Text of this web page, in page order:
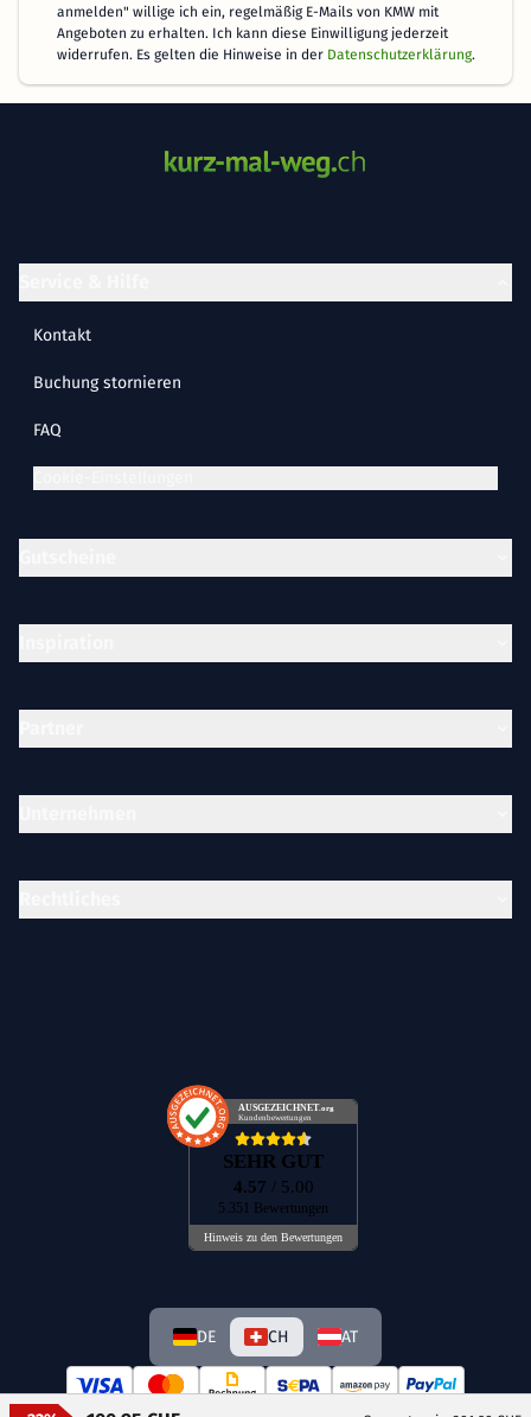
anmelden" willige ich ein, regelmäßig E-Mails von KMW mit
Angeboten zu erhalten. Ich kann diese Einwilligung jederzeit
widerrufen. Es gelten die Hinweise in der Datenschutzerklärung.
AUSGEZEICHNET .org
Kundenbewertungen
SEHR GUT
4.57 / 5.00
5.351 Bewertungen
Hinweis zu den Bewertungen
Kontakt
Buchung stornieren
FAQ
DE CH AT